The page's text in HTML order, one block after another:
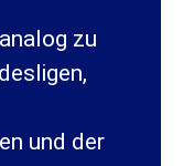
zu
und der